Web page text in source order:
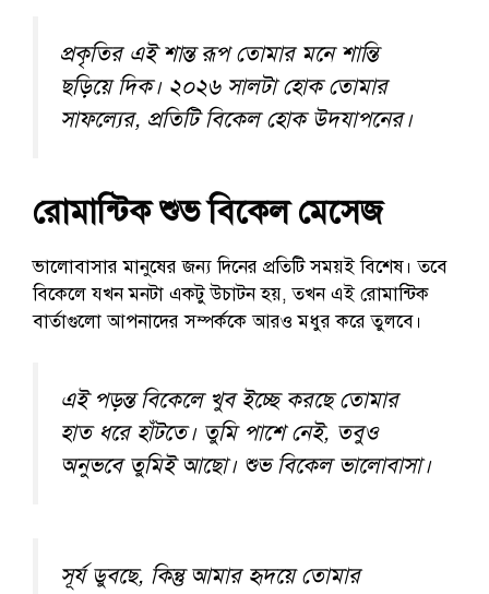
প্রকৃতির এই শান্ত রূপ তোমার মনে শান্তি
ছড়িয়ে দিক। ২০২৬ সালটা হোক তোমার
সাফল্যের, প্রতিটি বিকেল হোক উদযাপনের।
রোমান্টিক শুভ বিকেল মেসেজ
ভালোবাসার মানুষের জন্য দিনের প্রতিটি সময়ই বিশেষ। তবে
বিকেলে যখন মনটা একটু উচাটন হয়, তখন এই রোমান্টিক
বার্তাগুলো আপনাদের সম্পর্ককে আরও মধুর করে তুলবে।
এই পড়ন্ত বিকেলে খুব ইচ্ছে করছে তোমার
হাত ধরে হাঁটতে। তুমি পাশে নেই, তবুও
অনুভবে তুমিই আছো। শুভ বিকেল ভালোবাসা।
সূর্য ডুবছে, কিন্তু আমার হৃদয়ে তোমার